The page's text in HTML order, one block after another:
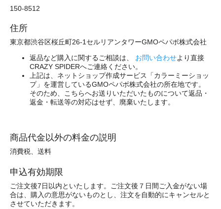
150-8512
住所
東京都渋谷区桜丘町26-1セルリアンタワーGMOペパボ株式会社
返品など購入に関するご相談は、 お問い合わせより直接
CRAZY SPIDERへご連絡ください。
上記は、ネットショップ作成サービス「カラーミーショッ
プ」を運営しているGMOペパボ株式会社の所在地です。
そのため、こちらへお送りいただいたものについて返品・
返金・転送等の対応はせず、廃棄いたします。
商品代金以外の料金の説明
消費税、送料
申込有効期限
ご注文後7日以内といたします。ご注文後７日間ご入金がない場
合は、購入の意思がないものとし、注文を自動的にキャンセルと
させていただきます。